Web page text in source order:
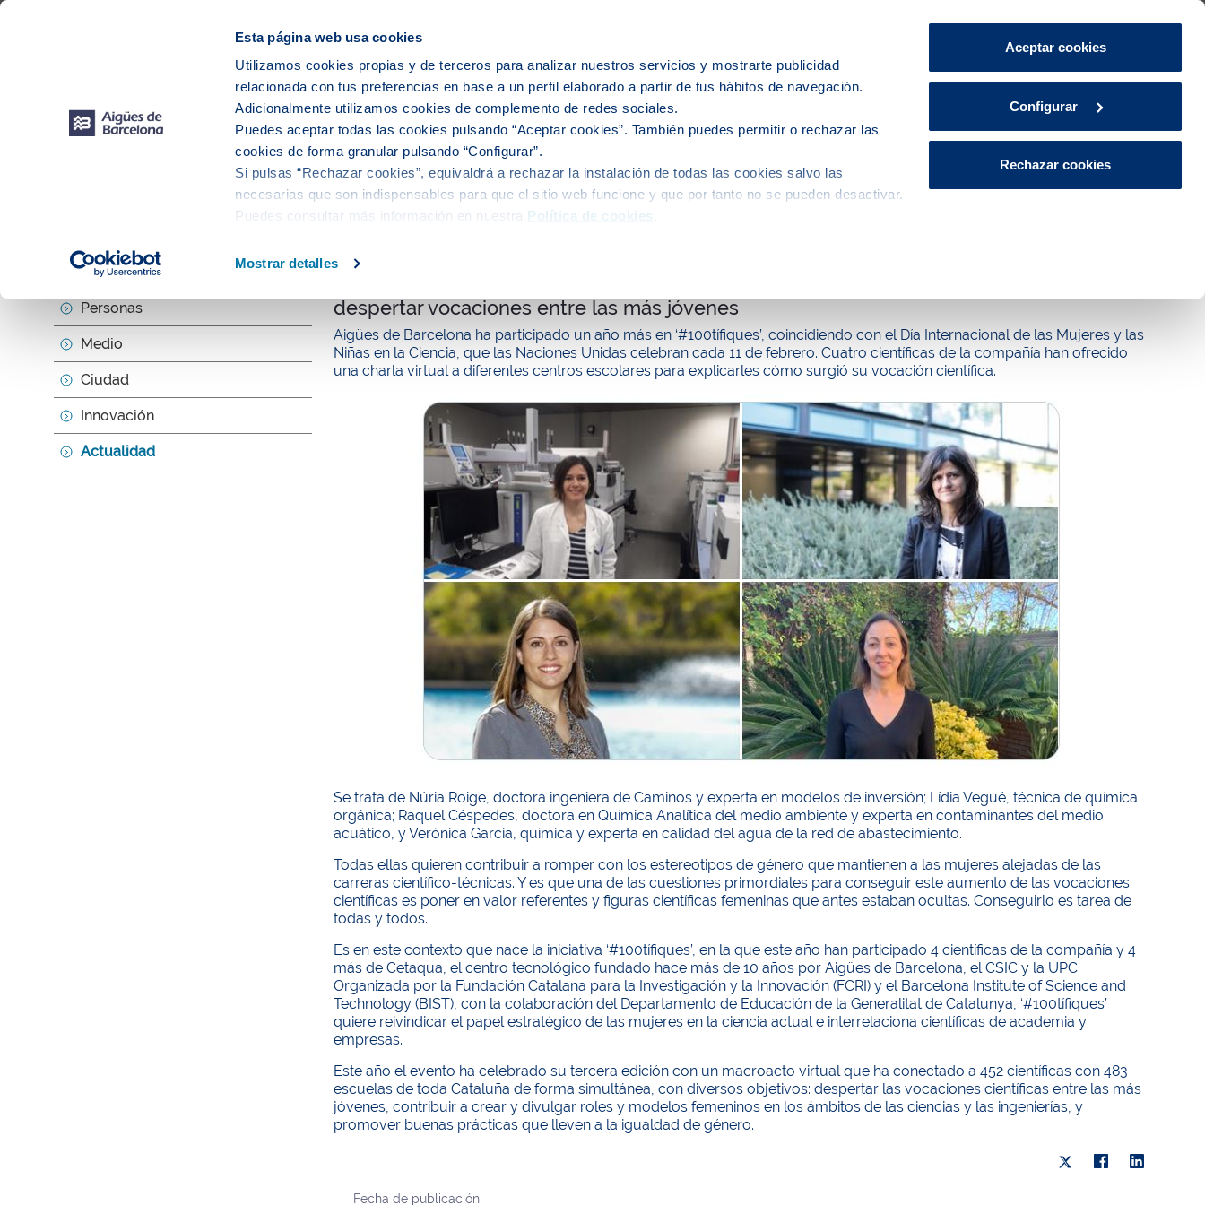
Esta página web usa cookies
Utilizamos cookies propias y de terceros para analizar nuestros servicios y mostrarte publicidad
relacionada con tus preferencias en base a un perfil elaborado a partir de tus hábitos de navegación.
Adicionalmente utilizamos cookies de complemento de redes sociales.
Puedes aceptar todas las cookies pulsando “Aceptar cookies”. También puedes permitir o rechazar las
cookies de forma granular pulsando “Configurar”.
Si pulsas “Rechazar cookies”, equivaldrá a rechazar la instalación de todas las cookies salvo las
necesarias que son indispensables para que el sitio web funcione y que por tanto no se pueden desactivar.
Puedes consultar más información en nuestra Política de cookies
Mostrar detalles
Aceptar cookies
Configurar
Rechazar cookies
CA ES Área de Clientes
Sobre nosotros Personas Ciudad Actualidad
Sobre nosotros
Personas
Medio
Ciudad
Innovación
Actualidad
Actualidad
null
despertar vocaciones entre las más jóvenes
Aigües de Barcelona ha participado un año más en ‘#100tífiques’, coincidiendo con el Día Internacional de las Mujeres y las
Niñas en la Ciencia, que las Naciones Unidas celebran cada 11 de febrero. Cuatro científicas de la compañía han ofrecido
una charla virtual a diferentes centros escolares para explicarles cómo surgió su vocación científica.
Se trata de Núria Roige, doctora ingeniera de Caminos y experta en modelos de inversión; Lídia Vegué, técnica de química
orgánica; Raquel Céspedes, doctora en Química Analítica del medio ambiente y experta en contaminantes del medio
acuático, y Verònica Garcia, química y experta en calidad del agua de la red de abastecimiento.
Todas ellas quieren contribuir a romper con los estereotipos de género que mantienen a las mujeres alejadas de las
carreras científico-técnicas. Y es que una de las cuestiones primordiales para conseguir este aumento de las vocaciones
científicas es poner en valor referentes y figuras científicas femeninas que antes estaban ocultas. Conseguirlo es tarea de
todas y todos.
Es en este contexto que nace la iniciativa ‘#100tífiques’, en la que este año han participado 4 científicas de la compañía y 4
más de Cetaqua, el centro tecnológico fundado hace más de 10 años por Aigües de Barcelona, el CSIC y la UPC.
Organizada por la Fundación Catalana para la Investigación y la Innovación (FCRI) y el Barcelona Institute of Science and
Technology (BIST), con la colaboración del Departamento de Educación de la Generalitat de Catalunya, ‘#100tífiques’
quiere reivindicar el papel estratégico de las mujeres en la ciencia actual e interrelaciona científicas de academia y
empresas.
Este año el evento ha celebrado su tercera edición con un macroacto virtual que ha conectado a 452 científicas con 483
escuelas de toda Cataluña de forma simultánea, con diversos objetivos: despertar las vocaciones científicas entre las más
jóvenes, contribuir a crear y divulgar roles y modelos femeninos en los ámbitos de las ciencias y las ingenierías, y
promover buenas prácticas que lleven a la igualdad de género.
Fecha de publicación